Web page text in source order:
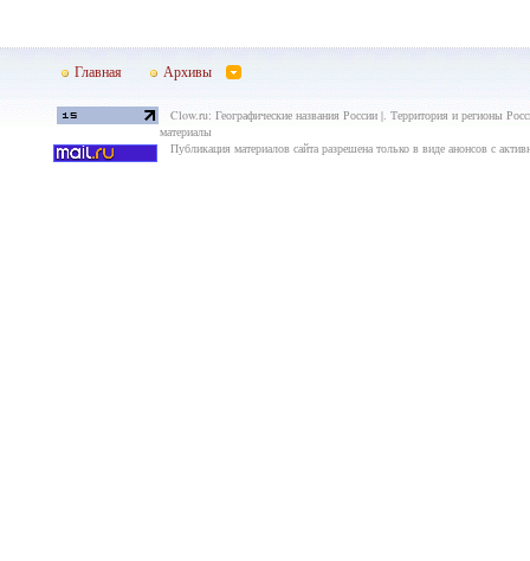
Главная Архивы
Clow.ru: Географические названия России |. Территория и регионы
материалы
Публикация материалов сайта разрешена только в виде анонсов с